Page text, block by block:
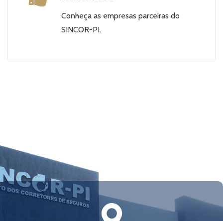
Conheça as empresas parceiras do
SINCOR-PI.